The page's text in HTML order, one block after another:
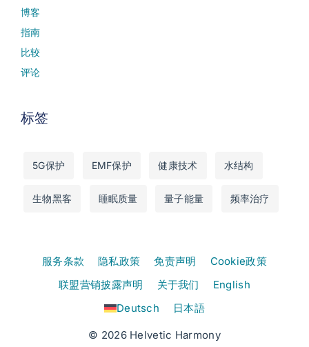
博客
指南
比较
评论
标签
5G保护 EMF保护 健康技术 水结构
生物黑客 睡眠质量 量子能量 频率治疗
服务条款 隐私政策 免责声明
Cookie政策
联盟营销披露声明
关于我们
English
Deutsch
日本語
© 2026 Helvetic Harmony